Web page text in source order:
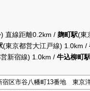
直線距離0.2km / 麹町駅(東
(東京都営大江戸線) 1.0km /
新宿線) 1.0km / 牛込柳町駅
宿区市谷八幡町13番地 東京